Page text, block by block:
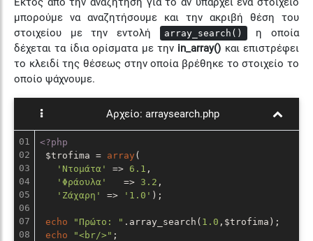
μπορούμε να αναζητήσουμε και την ακριβή θέση του
στοιχείου με την εντολή
array_search()
η οποία
δέχεται τα ίδια ορίσματα με την in_array() και επιστρέφει
το κλειδί της θέσεως στην οποία βρέθηκε το στοιχείο το
οποίο ψάχνουμε.
Αρχείο: arraysearch.php
01
02
03
04
05
06
07
08
<?php
$trofima = array (
'Ντομάτα'
=> 6.1 ,
'Φράουλα'
   =>
3.2 ,
'Ζάχαρη'
=> '1.0' );
echo "Πρώτο: " .array_search( 1.0 ,$trofima);
echo
"<br/>" ;